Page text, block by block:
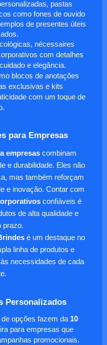
pastas
como fones de ouvido
de presentes úteis
nécessaires
com detalhes
e elegância.
blocos de anotações
exclusivas e kits
com um toque de
para Empresas
empresas combinam
e durabilidade. Eles não
mas também reforçam
e inovação. Contar com
confiáveis é
de alta qualidade e
prazo.
é um destaque no
linha de produtos e
necessidades de cada
Personalizados
opções fazem da 10
para empresas que
promocionais.